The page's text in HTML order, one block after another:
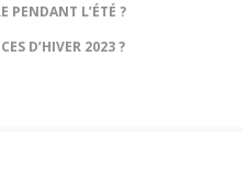
PENDANT L’ÉTÉ ?
D’HIVER 2023 ?